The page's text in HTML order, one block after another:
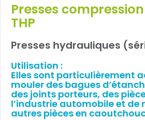
Presses
THP
Presses hydrauliques
Utilisation :
Elles sont particulièrement
mouler des bagues
des joints porteurs, des
l’industrie automobile et de
autres pièces en